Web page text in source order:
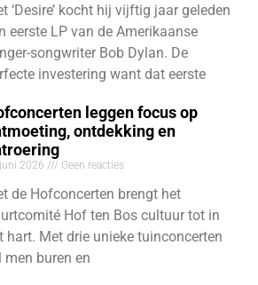
‘Desire’ kocht hij vijftig jaar geleden
eerste LP van de Amerikaanse
songwriter Bob Dylan. De
investering want dat eerste
leggen focus op
ontdekking en
2026 Geen reacties
de Hofconcerten brengt het
Hof ten Bos cultuur tot in
hart. Met drie unieke tuinconcerten
men buren en